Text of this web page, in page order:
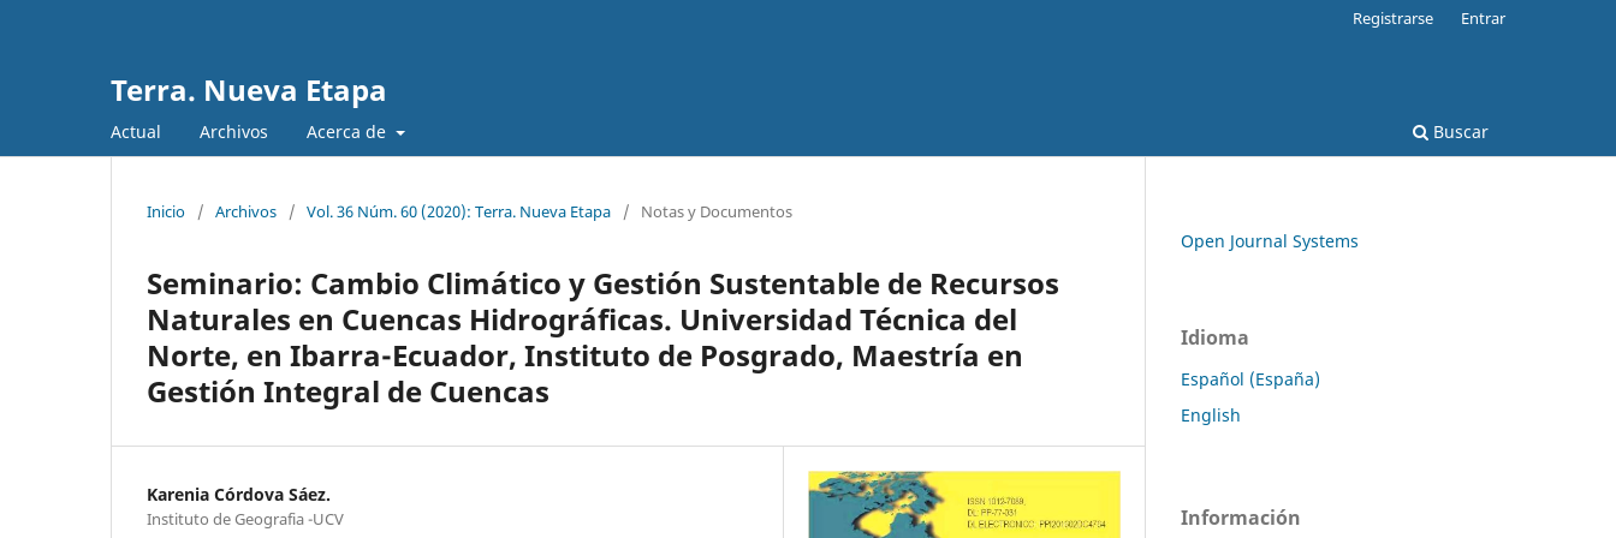
Terra. Nueva Etapa
Actual Archivos Acerca de Buscar
Registrarse Entrar
Inicio / Archivos / Vol. 36 Núm. 60 (2020): Terra. Nueva Etapa / Notas y Documentos
Seminario: Cambio Climático y Gestión Sustentable de Recursos
Naturales en Cuencas Hidrográficas. Universidad Técnica del
Norte, en Ibarra-Ecuador, Instituto de Posgrado, Maestría en
Gestión Integral de Cuencas
Karenia Córdova Sáez.
Instituto de Geografia -UCV
Open Journal Systems
Idioma
Español (España)
English
Información